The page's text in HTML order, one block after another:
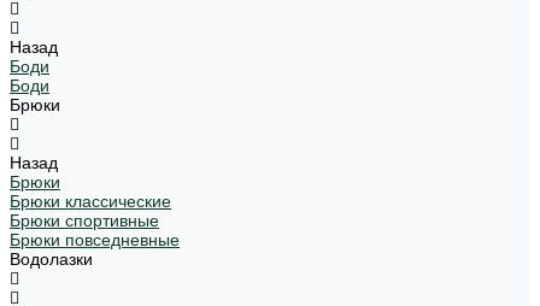
Назад
Боди
Боди
Брюки
Назад
Брюки
Брюки классические
Брюки спортивные
Брюки повседневные
Водолазки